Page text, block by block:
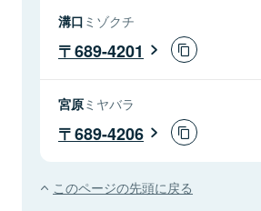
溝口 ミゾクチ
689-4201
宮原ミヤバラ
689-4206
このページの先頭に戻る